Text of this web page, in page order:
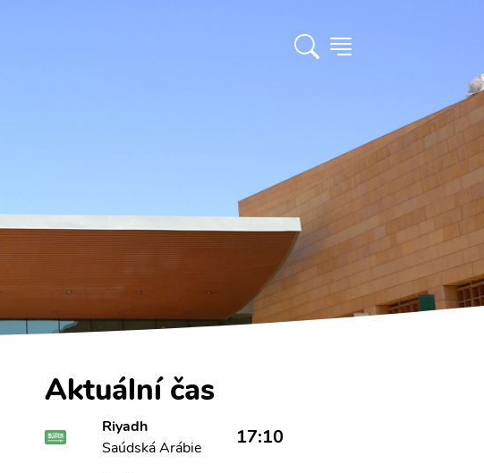
Aktuální čas
Riyadh
Saúdská Arábie
17:10